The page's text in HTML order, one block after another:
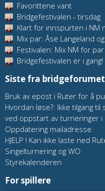
Favorittene vant
Bridgefestivalen - tirsdag
Klart for innspurten i NM
Mix par: Åse Langeland
Festivalen: Mix NM for par
Bridgefestivalen er i gang!
Siste fra bridgeforumet
Bruk av epost i Ruter for å
Hvordan løse?: Ikke tilgang
ved oppstart av turneringer i
Oppdatering mailadresse
HJELP ! Kan ikke laste ned
Singelturnering og WO
Styrekalenderen
For spillere